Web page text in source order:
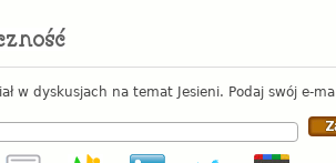
w dyskusjach na temat Jesieni. Podaj swój e-